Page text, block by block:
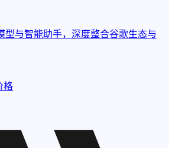
型与智能助手，深度整合谷歌生态与
格